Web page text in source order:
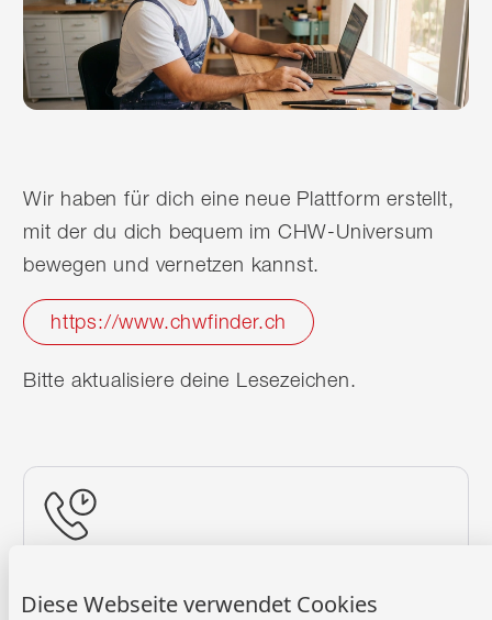
Diese Webseite verwendet Cookies
Wir haben für dich eine neue Plattform erstellt,
mit der du dich bequem im CHW-Universum
bewegen und vernetzen kannst.
https://www.chwfinder.ch
Bitte aktualisiere deine Lesezeichen.